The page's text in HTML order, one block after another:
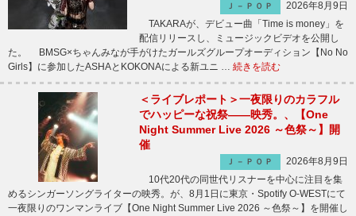
Ｊ－ＰＯＰ
2026年8月9日
TAKARAが、デビュー曲「Time is money」を
配信リリースし、ミュージックビデオを公開し
た。 BMSG×ちゃんみなが手がけたガールズグループオーディション【No No
Girls】に参加したASHAとKOKONAによる新ユニ … 続きを読む
＜ライブレポート＞一夜限りのカラフル
でハッピーな祝祭――映秀。、【One
Night Summer Live 2026 ～色祭～】開
催
Ｊ－ＰＯＰ
2026年8月9日
10代20代の同世代リスナーを中心に注目を集
めるシンガーソングライターの映秀。が、8月1日に東京・Spotify O-WESTにて
一夜限りのワンマンライブ【One Night Summer Live 2026 ～色祭～】を開催し